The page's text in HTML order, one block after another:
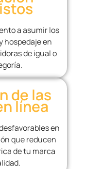
a asumir los
hospedaje en
de igual o
de las
línea
en
que reducen
de tu marca